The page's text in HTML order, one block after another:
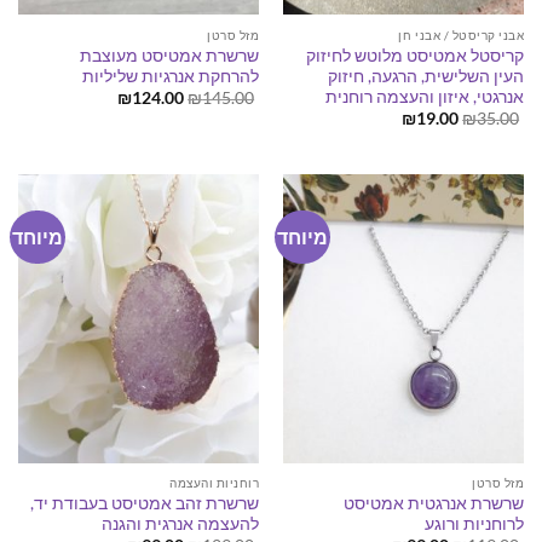
אבני קריסטל / אבני חן
קריסטל אמטיסט מלוטש לחיזוק
העין השלישית, הרגעה, חיזוק
אנרגטי, איזון והעצמה רוחנית
₪35.00
המחיר₪19.00
המחיר
מזל סרטן
שרשרת אמטיסט מעוצבת
להרחקת אנרגיות שליליות
₪145.00
המחיר ₪124.00
המחיר
מיוחד
מזל סרטן
שרשרת אנרגטית אמטיסט
לרוחניות ורוגע
מיוחד
רוחניות והעצמה
שרשרת זהב אמטיסט בעבודת יד,
להעצמה אנרגית והגנה